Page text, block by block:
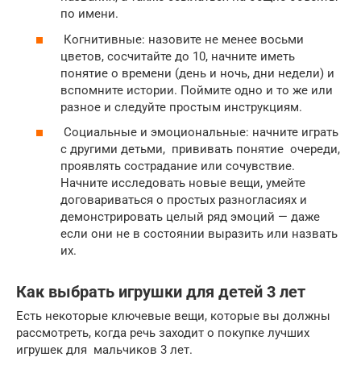
по имени.
Когнитивные: назовите не менее восьми
цветов, сосчитайте до 10, начните иметь
понятие о времени (день и ночь, дни недели) и
вспомните истории. Поймите одно и то же или
разное и следуйте простым инструкциям.
Социальные и эмоциональные: начните играть
с другими детьми, прививать понятие очереди,
проявлять сострадание или сочувствие.
Начните исследовать новые вещи, умейте
договариваться о простых разногласиях и
демонстрировать целый ряд эмоций — даже
если они не в состоянии выразить или назвать
их.
Как выбрать игрушки для детей 3 лет
Есть некоторые ключевые вещи, которые вы должны
рассмотреть, когда речь заходит о покупке лучших
игрушек для мальчиков 3 лет.